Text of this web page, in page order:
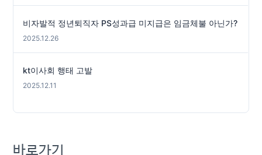
비자발적 정년퇴직자 PS성과급 미지급은 임금체불 아닌가?
2025.12.26
kt이사회 행태 고발
2025.12.11
바로가기